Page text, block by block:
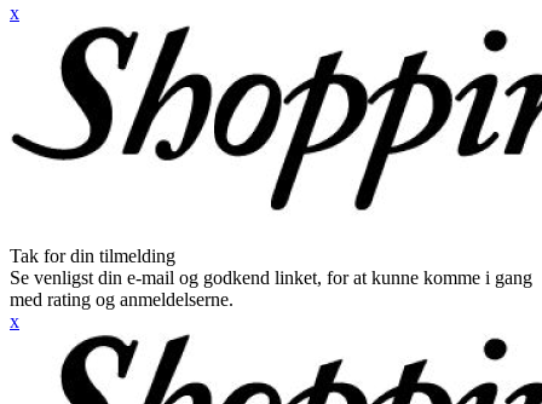
x
Tak for din tilmelding
Se venligst din e-mail og godkend linket, for at kunne komme i gang
med rating og anmeldelserne.
x